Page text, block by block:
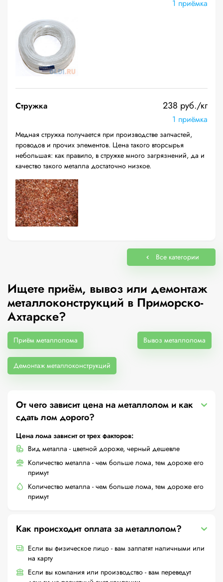
1 приёмка
Стружка 238 руб./кг
1 приёмка
Медная стружка получается при производстве запчастей,
проводов и прочих элементов. Цена такого вторсырья
небольшая: как правило, в стружке много загрязнений, да и
качество такого металла достаточно низкое.
Все категории
Ищете приём, вывоз или демонтаж
металлоконструкций в Приморско-
Ахтарске?
Приём металлолома Вывоз металлолома
Демонтаж металлоконструкций
От чего зависит цена на металлолом и как
сдать лом дорого?
Цена лома зависит от трех факторов:
Вид металла - цветной дороже, черный дешевле
Количество металла - чем больше лома, тем дороже его
примут
Количество металла - чем больше лома, тем дороже его
примут
Как происходит оплата за металлолом?
Если вы физическое лицо - вам заплатят наличными или
на карту
Если вы компания или производство - вам переведут